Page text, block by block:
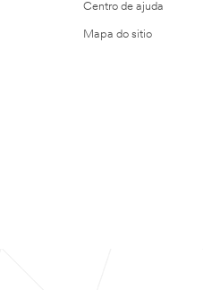
Centro de ajuda
Mapa do sitio